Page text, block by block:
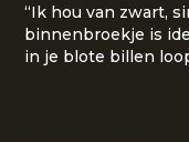
“Ik hou van zwart,
binnenbroekje is
in je blote billen